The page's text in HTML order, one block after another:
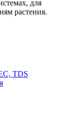
для
растения.
TDS